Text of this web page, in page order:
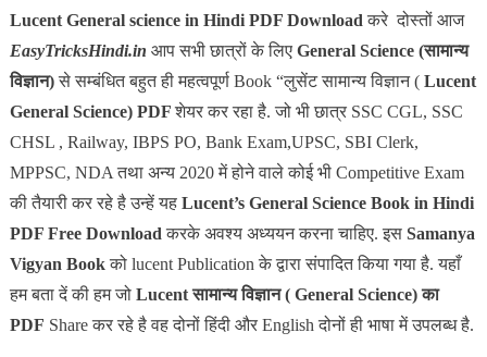
Lucent General science in Hindi PDF Downloadकरे दोस्तों आज
EasyTricksHindi.in आप सभी छात्रों के लिए General Science (सामान्य
विज्ञान)से सम्बंधित बहुत ही महत्वपूर्ण Book “लुसेंट सामान्य विज्ञान ( Lucent
General Science) PDFशेयर कर रहा है. जो भी छात्र SSC CGL, SSC
CHSL , Railway, IBPS PO, Bank Exam,UPSC, SBI Clerk,
MPPSC, NDA तथा अन्य 2020 में होने वाले कोई भी Competitive Exam
की तैयारी कर रहे है उन्हें यह Lucent’s General Science Book in Hindi
PDF Free Download करके अवश्य अध्ययन करना चाहिए. इस Samanya
Vigyan Bookको lucent Publication के द्वारा संपादित किया गया है. यहाँ
हम बता दें की हम जो Lucent सामान्य विज्ञान ( General Science) का
PDF Share कर रहे है वह दोनों हिंदी और English दोनों ही भाषा में उपलब्ध है.